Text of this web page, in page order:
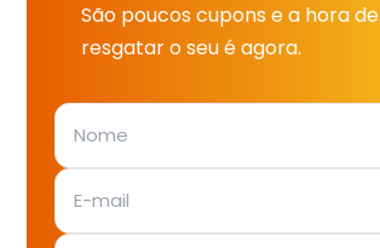
São poucos cupons e a hora de
resgatar o seu é agora.